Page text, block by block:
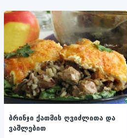
ბრინჯი ქათმის ღვიძლითა და
ვაშლებით